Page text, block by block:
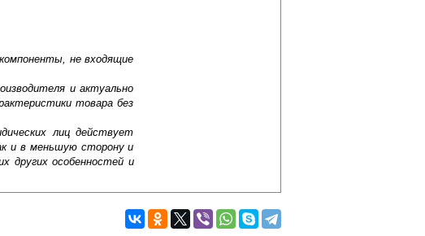
не входящие
и актуально
товара без
лиц действует
и в меньшую сторону и
других особенностей и